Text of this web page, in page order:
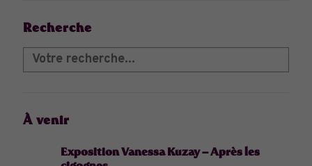
Recherche
À venir
Exposition Vanessa Kuzay – Après les